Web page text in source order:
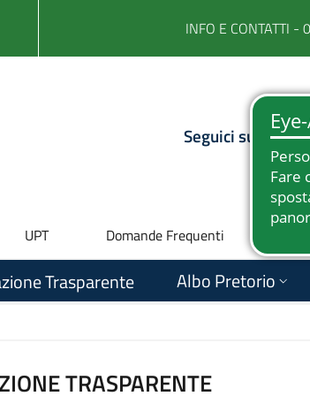
INFO E CONTATTI
Seguici su
UPT Domande Frequenti
Trasparente Albo Pretorio
TRASPARENTE